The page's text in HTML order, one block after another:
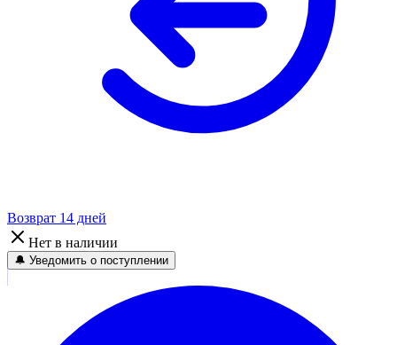
Возврат 14 дней
Нет в наличии
🔔 Уведомить о поступлении